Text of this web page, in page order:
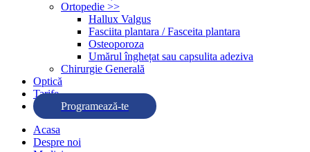
Ortopedie >>
Hallux Valgus
Fasciita plantara / Fasceita plantara
Osteoporoza
Umărul înghețat sau capsulita adeziva
Chirurgie Generală
Optică
Tarife
Programează-te
Acasa
Despre noi